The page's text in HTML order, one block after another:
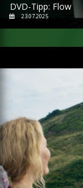
DVD-Tipp: Flow
23.07.2025